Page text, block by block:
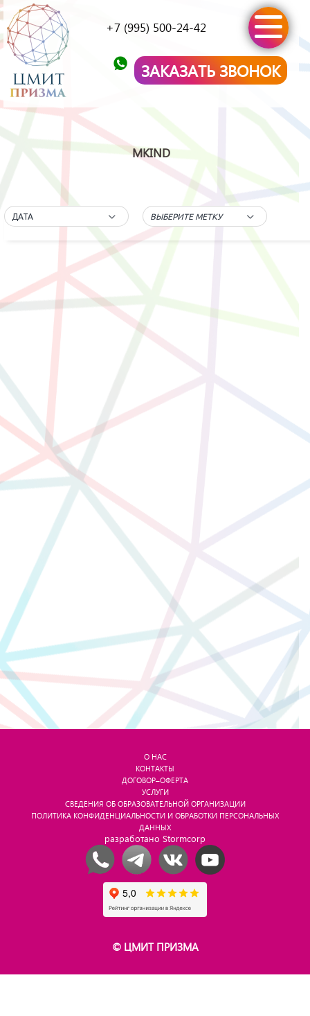
+7 (995) 500-24-42
ЗАКАЗАТЬ ЗВОНОК
MKIND
ДАТА ВЫБЕРИТЕ МЕТКУ
О НАС
КОНТАКТЫ
ДОГОВОР–ОФЕРТА
УСЛУГИ
СВЕДЕНИЯ ОБ ОБРАЗОВАТЕЛЬНОЙ ОРГАНИЗАЦИИ
ПОЛИТИКА КОНФИДЕНЦИАЛЬНОСТИ И ОБРАБОТКИ ПЕРСОНАЛЬНЫХ
ДАННЫХ
© ЦМИТ ПРИЗМА
разработано Stormcorp